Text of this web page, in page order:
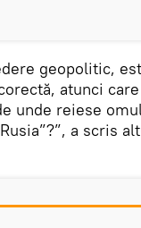
geopolitic,
atunci
unde reiese
a scris